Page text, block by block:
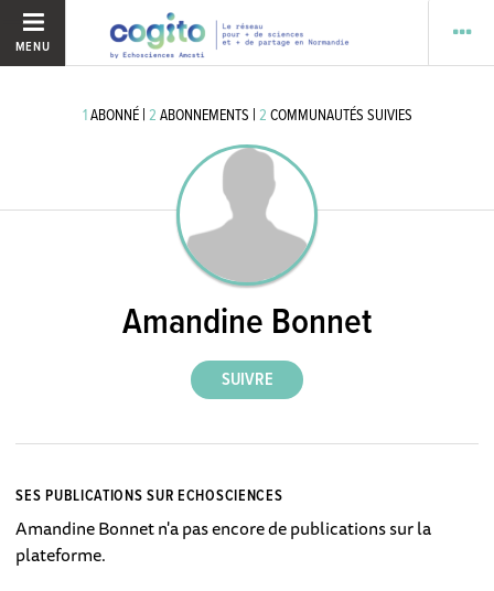
MENU
1ABONNÉ | 2 ABONNEMENTS | 2 COMMUNAUTÉS SUIVIES
Amandine Bonnet
SES PUBLICATIONS SUR ECHOSCIENCES
Amandine Bonnet n'a pas encore de publications sur la
plateforme.